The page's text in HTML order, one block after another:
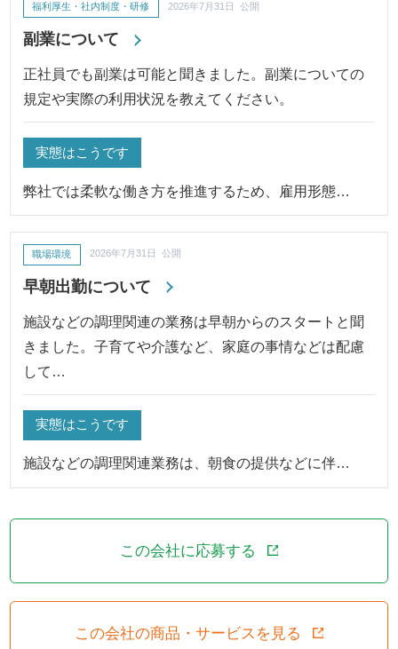
副業について
福利厚生・社内制度・研修 2026年7月31日 公開
正社員でも副業は可能と聞きました。副業についての
規定や実際の利用状況を教えてください。
実態はこうです
弊社では柔軟な働き方を推進するため、雇用形態…
早朝出勤について
職場環境 2026年7月31日 公開
施設などの調理関連の業務は早朝からのスタートと聞
きました。子育てや介護など、家庭の事情などは配慮
して…
実態はこうです
施設などの調理関連業務は、朝食の提供などに伴…
この会社に応募する
この会社の商品・サービスを見る